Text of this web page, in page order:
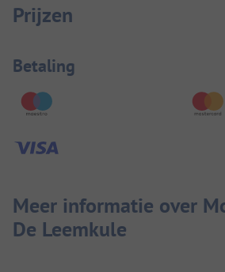
Prijzen
Betaalinformatie
Betaling
Meer informatie over
De Leemkule